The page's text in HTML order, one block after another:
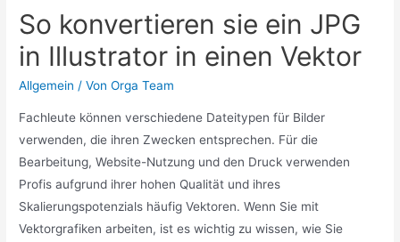
So konvertieren sie ein JPG
in Illustrator in einen Vektor
Allgemein / VonOrga Team
Fachleute können verschiedene Dateitypen für Bilder
verwenden, die ihren Zwecken entsprechen. Für die
Bearbeitung, Website-Nutzung und den Druck verwenden
Profis aufgrund ihrer hohen Qualität und ihres
Skalierungspotenzials häufig Vektoren. Wenn Sie mit
Vektorgrafiken arbeiten, ist es wichtig zu wissen, wie Sie